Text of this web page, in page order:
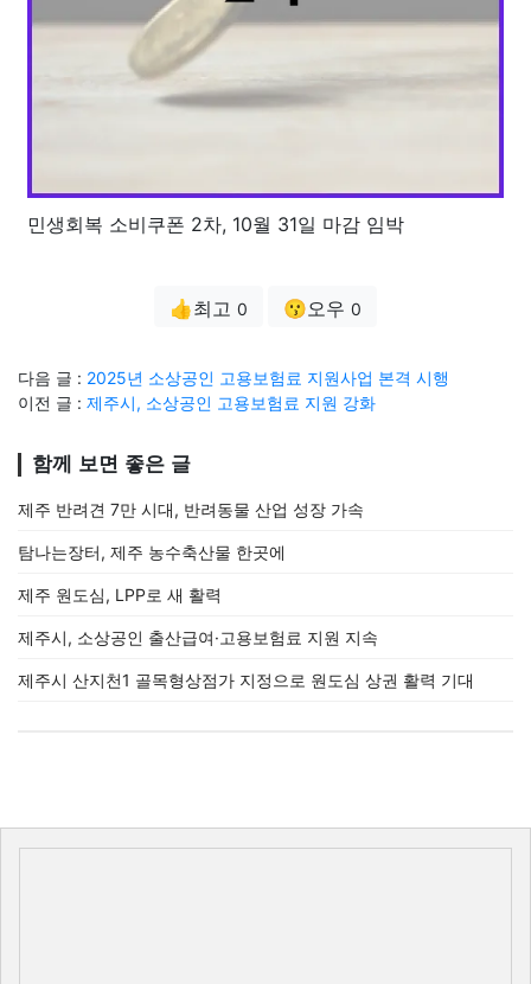
민생회복 소비쿠폰 2차, 10월 31일 마감 임박
👍최고 0 😗오우 0
다음 글 : 2025년 소상공인 고용보험료 지원사업 본격 시행
이전 글 : 제주시, 소상공인 고용보험료 지원 강화
함께 보면 좋은 글
제주 반려견 7만 시대, 반려동물 산업 성장 가속
탐나는장터, 제주 농수축산물 한곳에
제주 원도심, LPP로 새 활력
제주시, 소상공인 출산급여·고용보험료 지원 지속
제주시 산지천1 골목형상점가 지정으로 원도심 상권 활력 기대